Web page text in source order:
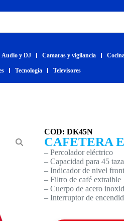
Audio y DJ Camaras y vigilancia
Tecnología Televisores
COD: DK45N
CAFETERA
– Percolador eléctrico
– Capacidad para 45
– Indicador de nivel
– Filtro de café extraible
– Cuerpo de acero
– Interruptor de